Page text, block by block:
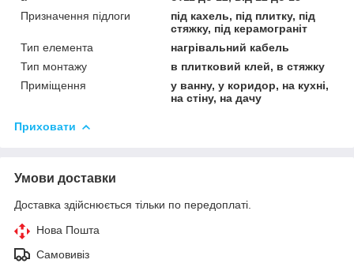
Призначення підлоги
під кахель, під плитку, під
стяжку, під керамограніт
Тип елемента
нагрівальний кабель
Тип монтажу
в плитковий клей, в стяжку
Приміщення
у ванну, у коридор, на кухні,
на стіну, на дачу
Приховати
Умови доставки
Доставка здійснюється тільки по передоплаті.
Нова Пошта
Самовивіз